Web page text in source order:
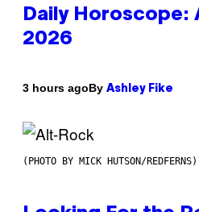
Daily Horoscope:
2026
3 hours agoBy Ashley Fike
(PHOTO BY MICK HUTSON/REDFERNS)